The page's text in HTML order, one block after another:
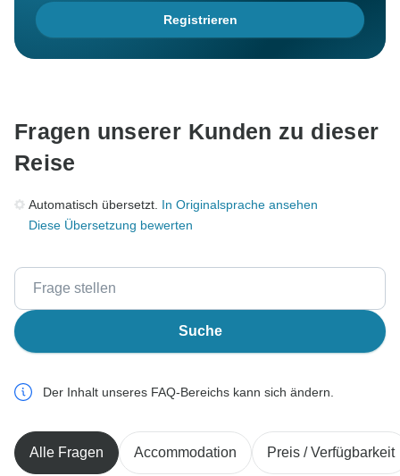
Registrieren
Fragen unserer Kunden zu dieser
Reise
Automatisch übersetzt. In Originalsprache ansehen
Diese Übersetzung bewerten
Suche
Der Inhalt unseres FAQ-Bereichs kann sich ändern.
Alle Fragen Accommodation Preis / Verfügbarkeit